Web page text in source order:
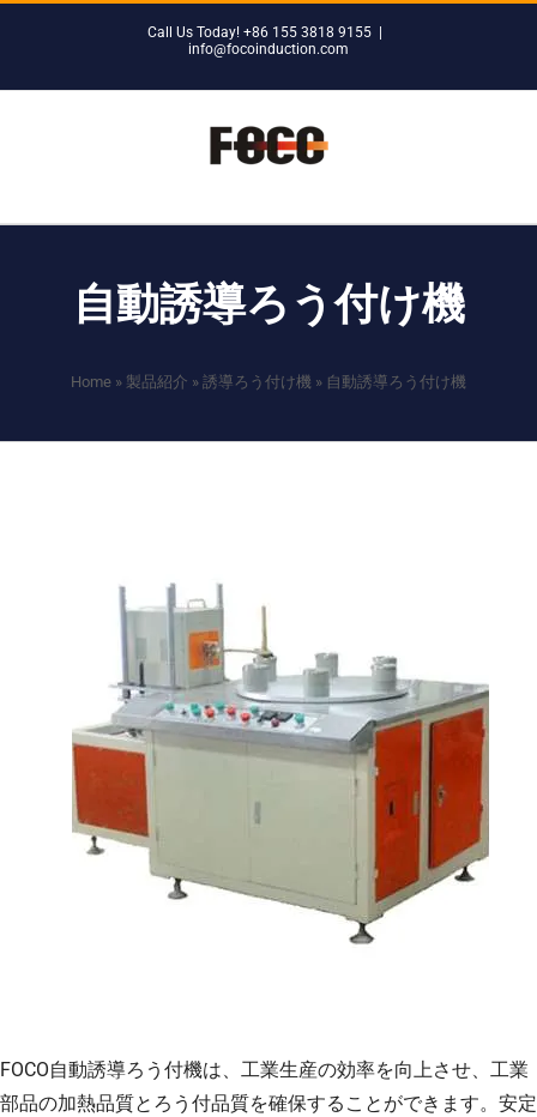
Call Us Today! +86 155 3818 9155
info@focoinduction.com
自動誘導ろう付け機
Home » 製品紹介 » 誘導ろう付け機 » 自動誘導ろう付け機
FOCO自動誘導ろう付機は、工業生産の効率を向上させ、工業
部品の加熱品質とろう付品質を確保することができます。安定